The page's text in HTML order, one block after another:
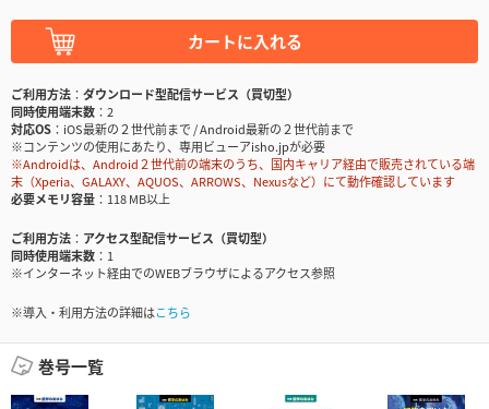
カートに入れる
ご利用方法
ダウンロード型配信サービス（買切型）
同時使用端末数
2
対応OS
iOS最新の２世代前まで / Android最新の２世代前まで
※コンテンツの使用にあたり、専用ビューアisho.jpが必要
※Androidは、Android２世代前の端末のうち、国内キャリア経由で販売されている端
末（Xperia、GALAXY、AQUOS、ARROWS、Nexusなど）にて動作確認しています
必要メモリ容量
118 MB以上
ご利用方法
アクセス型配信サービス（買切型）
同時使用端末数
1
※インターネット経由でのWEBブラウザによるアクセス参照
※導入・利用方法の詳細はこちら
巻号一覧